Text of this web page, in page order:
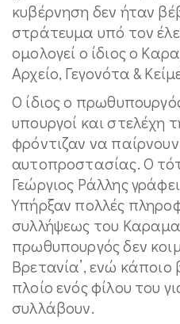
κυβέρνηση δεν ήταν
στράτευμα υπό τον
ομολογεί ο ίδιος ο
Αρχείο, Γεγονότα &
Ο ίδιος ο
υπουργοί και στελέχη
φρόντιζαν να
αυτοπροστασίας. Ο
Γεώργιος Ράλλης
Υπήρξαν πολλές
συλλήψεως του
πρωθυπουργός δεν
Βρετανία’, ενώ
πλοίο ενός φίλου του
συλλάβουν.